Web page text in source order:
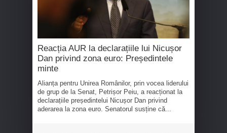
Reacția AUR la declarațiile lui Nicușor
Dan privind zona euro: Președintele
minte
Alianța pentru Unirea Românilor, prin vocea liderului
de grup de la Senat, Petrișor Peiu, a reacționat la
declarațiile președintelui Nicușor Dan privind
aderarea la zona euro. Senatorul susține că...